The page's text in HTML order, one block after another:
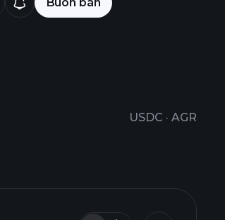
USDC · AGR